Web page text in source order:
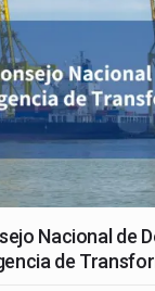
Nacional de
de